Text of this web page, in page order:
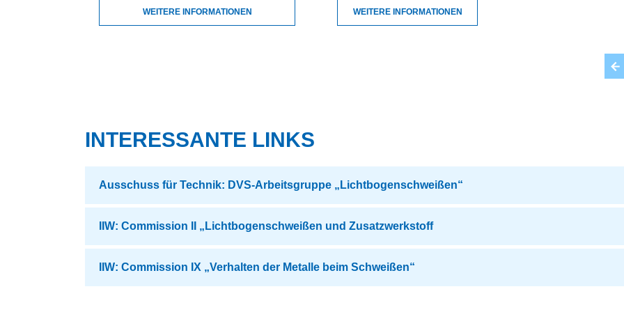
WEITERE INFORMATIONEN WEITERE INFORMATIONEN
INTERESSANTE LINKS
Ausschuss für Technik: DVS-Arbeitsgruppe „Lichtbogenschweißen“
IIW: Commission II „Lichtbogenschweißen und Zusatzwerkstoff
IIW: Commission IX „Verhalten der Metalle beim Schweißen“